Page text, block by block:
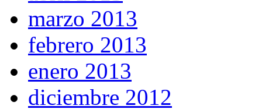
marzo 2013
febrero 2013
enero 2013
diciembre 2012